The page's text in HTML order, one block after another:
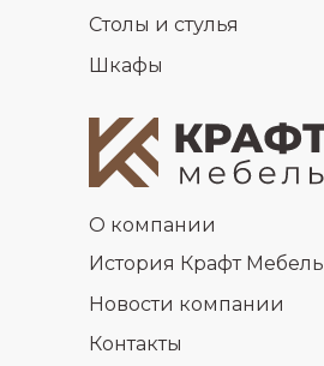
Столы и стулья
Шкафы
О компании
История Крафт Мебель
Новости компании
Контакты